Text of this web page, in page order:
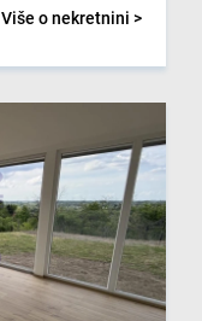
Više o nekretnini >